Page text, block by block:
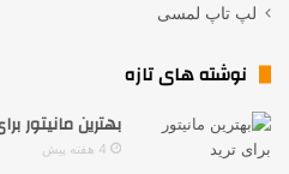
لپ تاپ لمسی
نوشته های تازه
بهترین مانیتور
4 هفته پیش